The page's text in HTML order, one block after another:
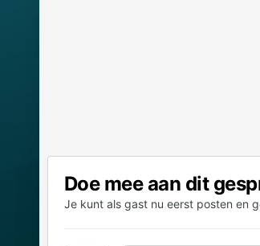
Doe mee aan dit
Je kunt als gast nu eerst posten en